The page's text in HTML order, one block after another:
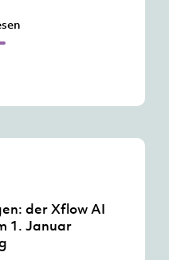
der Xflow AI
1. Januar